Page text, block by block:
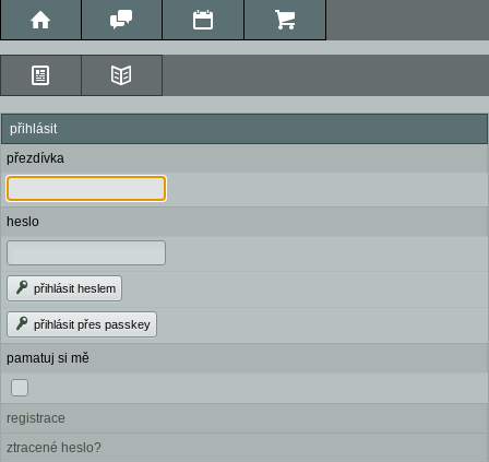
přihlásit
přezdívka
heslo
přihlásit heslem
přihlásit přes passkey
pamatuj si mě
registrace
ztracené heslo?